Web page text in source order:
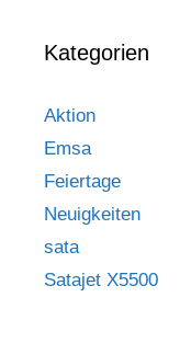
Kategorien
Aktion
Emsa
Feiertage
Neuigkeiten
sata
Satajet X5500